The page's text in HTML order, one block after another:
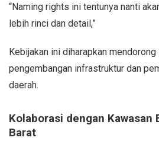
“Naming rights ini tentunya nanti
lebih rinci dan detail,”
Kebijakan ini diharapkan
pengembangan infrastruktur dan
daerah.
Kolaborasi dengan Kawasan
Barat